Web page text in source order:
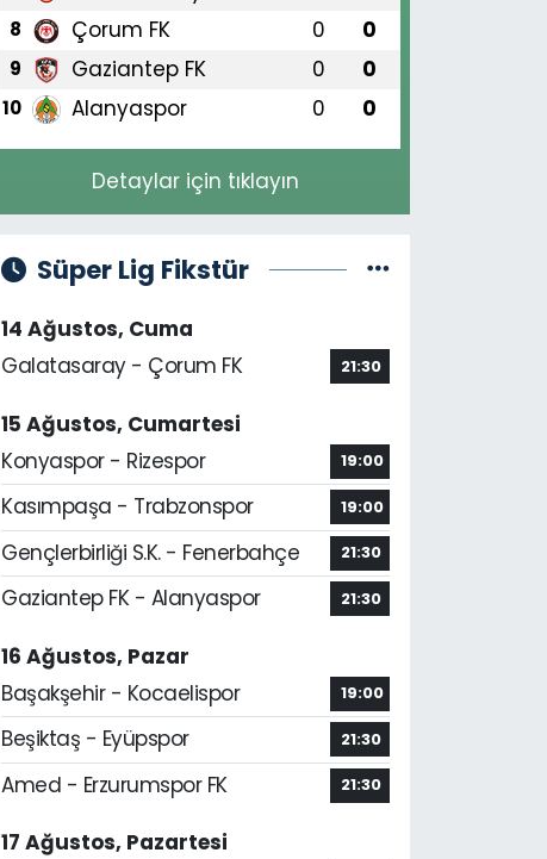
8 Çorum FK 0 0
9 Gaziantep FK 0 0
10 Alanyaspor 0 0
Detaylar için tıklayın
Süper Lig Fikstür
14 Ağustos, Cuma
Galatasaray - Çorum FK
21:30
15 Ağustos, Cumartesi
Konyaspor - Rizespor
19:00
Kasımpaşa - Trabzonspor 19:00
Gençlerbirliği S.K. - Fenerbahçe 21:30
Gaziantep FK - Alanyaspor 21:30
16 Ağustos, Pazar
Başakşehir - Kocaelispor
19:00
Beşiktaş - Eyüpspor 21:30
Amed - Erzurumspor FK 21:30
17 Ağustos, Pazartesi